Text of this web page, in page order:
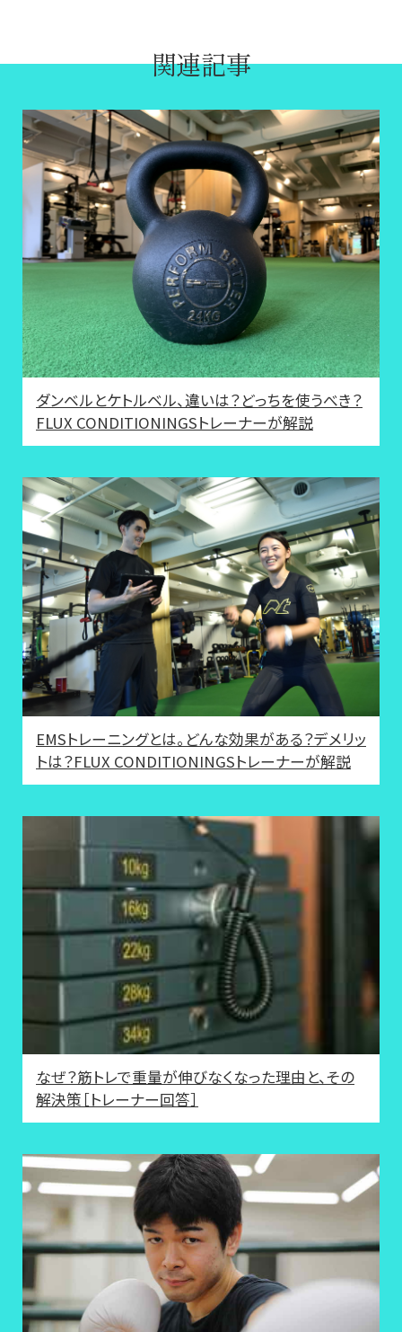
関連記事
ダンベルとケトルベル、違いは？どっちを使うべき？
FLUX CONDITIONINGSトレーナーが解説
EMSトレーニングとは。どんな効果がある？デメリッ
トは？FLUX CONDITIONINGSトレーナーが解説
なぜ？筋トレで重量が伸びなくなった理由と、その
解決策［トレーナー回答］